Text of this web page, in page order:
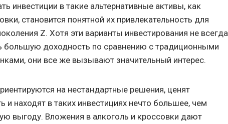
инвестиции в такие альтернативные активы, как
становится понятной их привлекательность для
Z. Хотя эти варианты инвестирования не всегда
большую доходность по сравнению с традиционными
они все же вызывают значительный интерес.
на нестандартные решения, ценят
и находят в таких инвестициях нечто большее, чем
выгоду. Вложения в алкоголь и кроссовки дают